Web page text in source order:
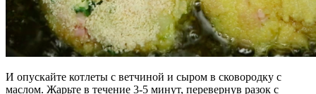
И опускайте котлеты с ветчиной и сыром в сковородку с
маслом. Жарьте в течение 3-5 минут, перевернув разок с